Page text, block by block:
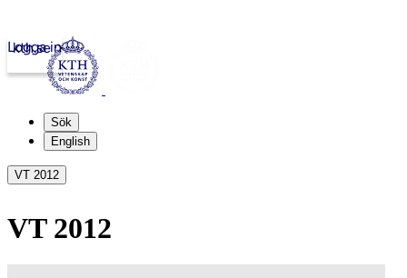
kth.se
Logga in
Sök
English
VT 2012
VT 2012